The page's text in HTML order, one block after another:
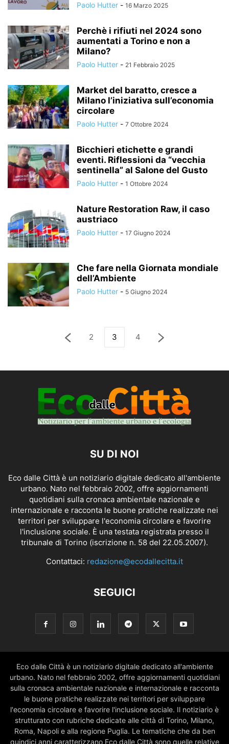
Paolo Hutter - 16 Marzo 2025
Perchè i rifiuti nel 2024 sono
aumentati a Torino e non a
Milano?
Paolo Hutter - 21 Febbraio 2025
Market del baratto, cresce a
Milano l’iniziativa sull’economia
circolare
Paolo Hutter - 7 Ottobre 2024
Bicchieri etichette e grandi
eventi. Riflessioni da “vecchia
sentinella” al Salone del Gusto
Paolo Hutter - 1 Ottobre 2024
Nature Restoration Raw, il caso
austriaco
Paolo Hutter - 17 Giugno 2024
Che fare nella Giornata mondiale
dell’Ambiente
Paolo Hutter - 5 Giugno 2024
2 3 4
SU DI NOI
Eco dalle Città è un notiziario digitale dedicato all'ambiente
urbano. Nato nel febbraio 2002, offre aggiornamenti
quotidiani sulla cronaca ambientale nazionale e
internazionale e racconta le buone pratiche realizzate nei
territori per sviluppare l'economia circolare e favorire
l'inclusione sociale. È una testata registrata presso il
tribunale di Torino (iscrizione n. 58 del 22.05.2007).
Contattaci: redazione@ecodallecitta.it
SEGUICI
Eco dalle Città è un notiziario digitale dedicato all'ambiente
urbano. Nato nel febbraio 2002, offre aggiornamenti quotidiani
sulla cronaca ambientale nazionale e internazionale e racconta
le buone pratiche realizzate nei territori per sviluppare
l'economia circolare e favorire l'inclusione sociale. Il notiziario è
strutturato con rubriche dedicate alle città di Torino, Milano,
Roma, Napoli e alla regione Puglia. Le tematiche che da ben
quindici anni caratterizzano Eco dalle Città sono quelle relative